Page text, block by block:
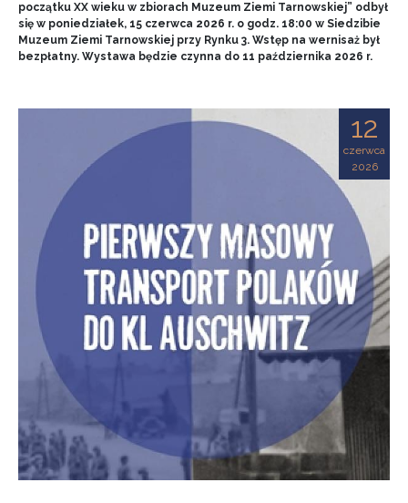
początku XX wieku w zbiorach Muzeum Ziemi Tarnowskiej” odbył
się w poniedziałek, 15 czerwca 2026 r. o godz. 18:00 w Siedzibie
Muzeum Ziemi Tarnowskiej przy Rynku 3. Wstęp na wernisaż był
bezpłatny. Wystawa będzie czynna do 11 października 2026 r.
12
czerwca
2026